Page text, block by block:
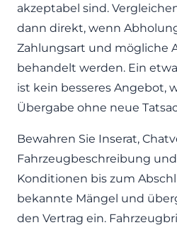
akzeptabel sind.
dann direkt, wenn
Zahlungsart und mögliche
behandelt werden. Ein
ist kein besseres Angebot,
Übergabe ohne neue
Bewahren Sie Inserat,
Fahrzeugbeschreibung
Konditionen bis zum
bekannte Mängel und
den Vertrag ein.